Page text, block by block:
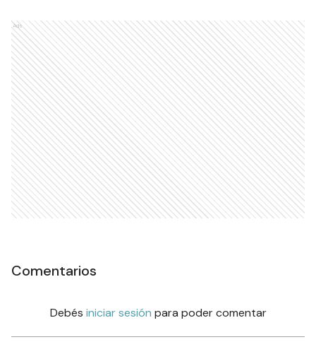
Ads
Comentarios
Debés iniciar sesión para poder comentar